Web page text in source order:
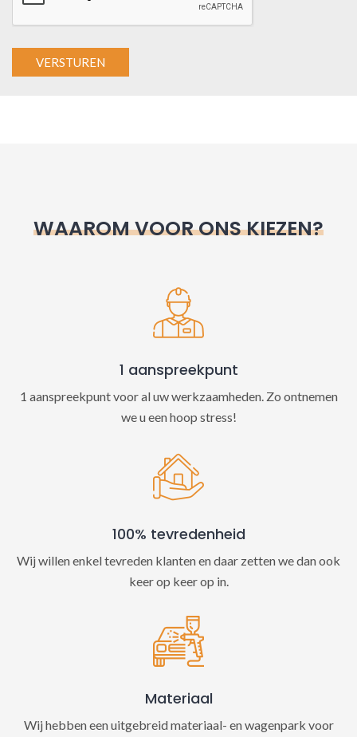
WAAROM VOOR ONS KIEZEN?
1 aanspreekpunt
1 aanspreekpunt voor al uw werkzaamheden. Zo ontnemen
we u een hoop stress!
100% tevredenheid
Wij willen enkel tevreden klanten en daar zetten we dan ook
keer op keer op in.
Materiaal
Wij hebben een uitgebreid materiaal- en wagenpark voor